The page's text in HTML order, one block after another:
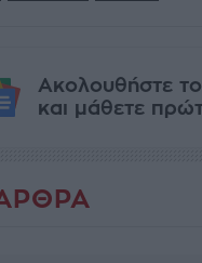
Ακολουθήστε
και μάθετε